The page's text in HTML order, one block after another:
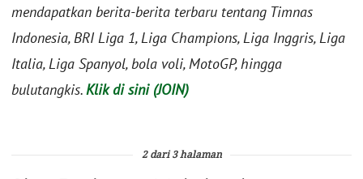
mendapatkan berita-berita terbaru tentang Timnas
Indonesia, BRI Liga 1, Liga Champions, Liga Inggris, Liga
Italia, Liga Spanyol, bola voli, MotoGP, hingga
bulutangkis.Klik di sini (JOIN)
2 dari 3 halaman